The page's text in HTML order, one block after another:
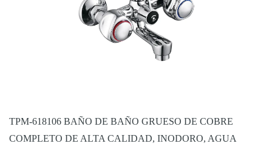
TPM-618106 BAÑO DE BAÑO GRUESO DE COBRE
COMPLETO DE ALTA CALIDAD, INODORO, AGUA